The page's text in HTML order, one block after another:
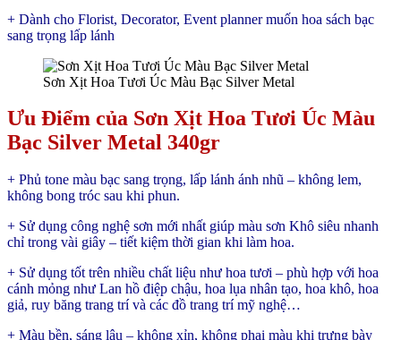
+ Dành cho Florist, Decorator, Event planner muốn hoa sách bạc
sang trọng lấp lánh
Sơn Xịt Hoa Tươi Úc Màu Bạc Silver Metal
Ưu Điểm của Sơn Xịt Hoa Tươi Úc Màu
Bạc Silver Metal 340gr
+ Phủ tone màu bạc sang trọng, lấp lánh ánh nhũ – không lem,
không bong tróc sau khi phun.
+ Sử dụng công nghệ sơn mới nhất giúp màu sơn Khô siêu nhanh
chỉ trong vài giây – tiết kiệm thời gian khi làm hoa.
+ Sử dụng tốt trên nhiều chất liệu như hoa tươi – phù hợp với hoa
cánh mỏng như Lan hồ điệp chậu, hoa lụa nhân tạo, hoa khô, hoa
giả, ruy băng trang trí và các đồ trang trí mỹ nghệ…
+ Màu bền, sáng lâu – không xỉn, không phai màu khi trưng bày